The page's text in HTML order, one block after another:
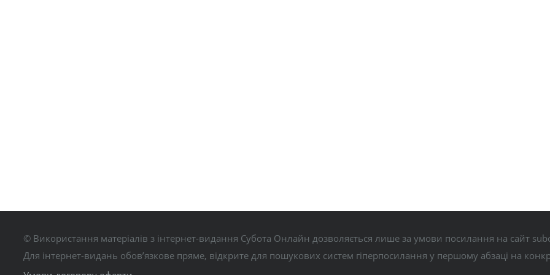
© Використання матеріалів з інтернет-видання Субота Онлайн дозволяється лише за умови посилання на сайт
Для інтернет-видань обов’язкове пряме, відкрите для пошукових систем гіперпосилання у першому абзаці на